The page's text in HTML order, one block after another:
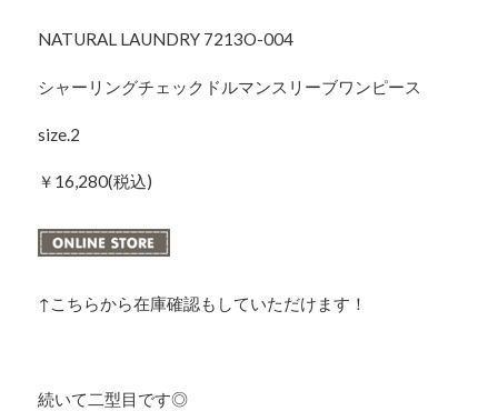
NATURAL LAUNDRY 7213O-004
シャーリングチェックドルマンスリーブワンピース
size.2
￥16,280(税込)
↑こちらから在庫確認もしていただけます！
続いて二型目です◎